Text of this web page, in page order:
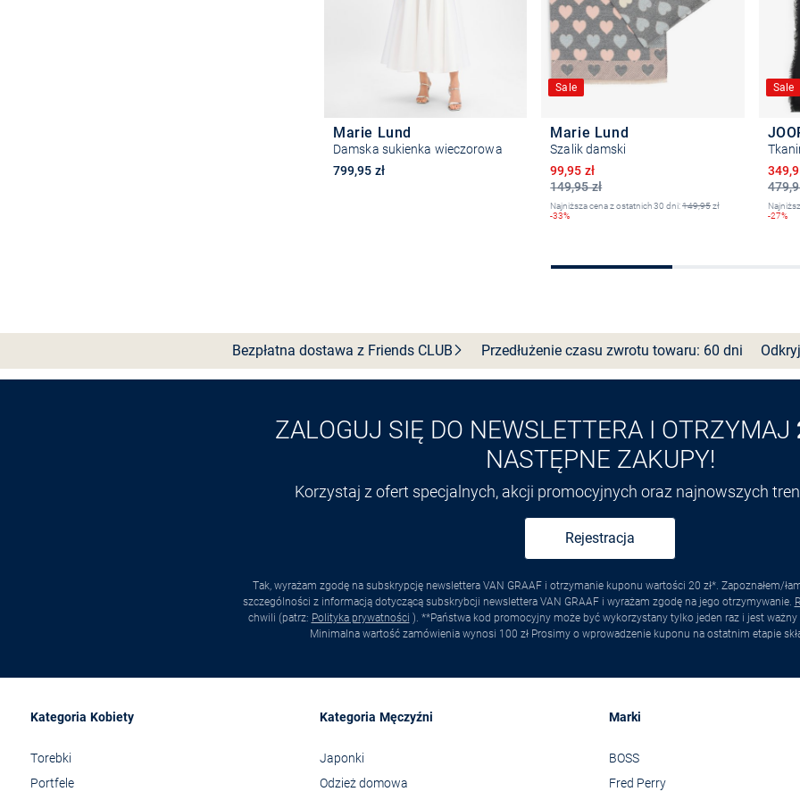
Marie Lund
Damska sukienka wieczorowa
799,95 zł
Sale
Marie Lund
Szalik damski
149,95 zł
Obniżona cena
99,95 zł
Najniższa cena z ostatnich 30 dni:149,95zł
-33%
Sale
-27%
Bezpłatna dostawa z FriendsCLUB Przedłużenie czasu zwrotu towaru: 60 dni
ZALOGUJ SIĘ DO NEWSLETTERA I OTRZYMAJ
NASTĘPNE ZAKUPY!
Korzystaj z ofert specjalnych, akcji promocyjnych oraz najnowszych
Rejestracja
Tak, wyrażam zgodę na subskrypcję newslettera VAN GRAAF i otrzymanie kuponu wartości 20 zł*. Zapoznałem/
szczególności z informacją dotyczącą subskrybcji newslettera VAN GRAAF i wyrażam zgodę na jego otrzymywanie.
chwili (patrz: Polityka prywatności ). **Państwa kod promocyjny może być wykorzystany tylko jeden raz i jest
Minimalna wartość zamówienia wynosi 100 zł Prosimy o wprowadzenie kuponu na ostatnim etapie
Kategoria Kobiety
Torebki
Portfele
Kategoria Męczyźni
Japonki
Odzież domowa
Marki
BOSS
Fred Perry